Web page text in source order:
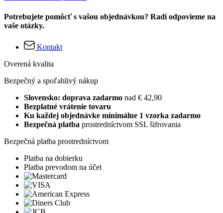
Potrebujete pomôcť s vašou objednávkou? Radi odpovieme na
vaše otázky.
Kontakt
Overená kvalita
Bezpečný a spoľahlivý nákup
Slovensko: doprava zadarmo nad € 42,90
Bezplatné vrátenie tovaru
Ku každej objednávke minimálne 1 vzorka zadarmo
Bezpečná platba prostredníctvom SSL šifrovania
Bezpečná platba prostredníctvom
Platba na dobierku
Platba prevodom na účet